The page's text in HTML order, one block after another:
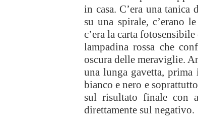
in casa. C’era una
su una spirale, c’erano
c’era la carta
lampadina rossa che
oscura delle meraviglie.
una lunga gavetta,
bianco e nero e
sul risultato finale con
direttamente sul negativo.